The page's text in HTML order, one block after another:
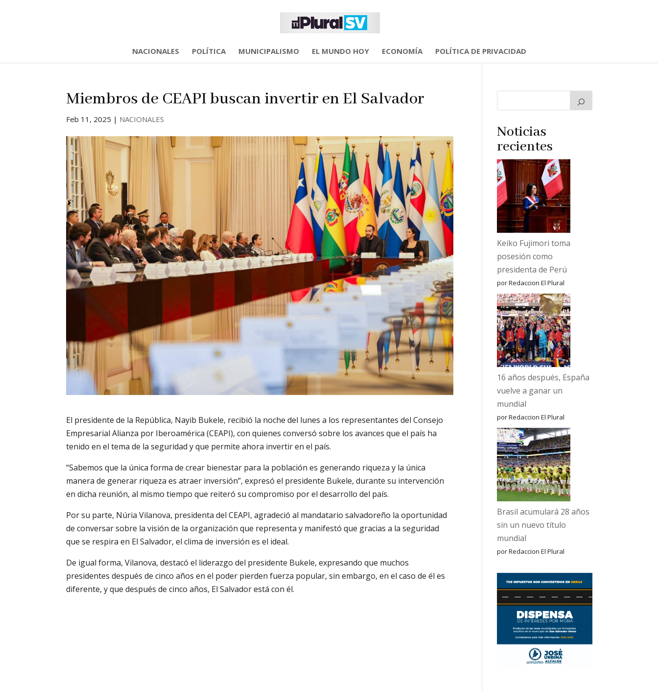
NACIONALES POLÍTICA MUNICIPALISMO EL MUNDO HOY ECONOMÍA POLÍTICA DE PRIVACIDAD
Miembros de CEAPI buscan invertir en El Salvador
Feb 11, 2025 | NACIONALES
El presidente de la República, Nayib Bukele, recibió la noche del lunes a los representantes del Consejo
Empresarial Alianza por Iberoamérica (CEAPI), con quienes conversó sobre los avances que el país ha
tenido en el tema de la seguridad y que permite ahora invertir en el país.
“Sabemos que la única forma de crear bienestar para la población es generando riqueza y la única
manera de generar riqueza es atraer inversión”, expresó el presidente Bukele, durante su intervención
en dicha reunión, al mismo tiempo que reiteró su compromiso por el desarrollo del país.
Por su parte, Núria Vilanova, presidenta del CEAPI, agradeció al mandatario salvadoreño la oportunidad
de conversar sobre la visión de la organización que representa y manifestó que gracias a la seguridad
que se respira en El Salvador, el clima de inversión es el ideal.
De igual forma, Vilanova, destacó el liderazgo del presidente Bukele, expresando que muchos
presidentes después de cinco años en el poder pierden fuerza popular, sin embargo, en el caso de él es
diferente, y que después de cinco años, El Salvador está con él.
Noticias
recientes
Keiko Fujimori toma
posesión como
presidenta de Perú
por Redaccion El Plural
16 años después, España
vuelve a ganar un
mundial
por Redaccion El Plural
Brasil acumulará 28 años
sin un nuevo título
mundial
por Redaccion El Plural